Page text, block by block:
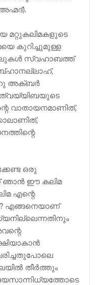
മറ്റുകലിമകളുടെ
കുറിച്ചുമുള്ള
സ്വഹാബത്ത്
അക്ബര്‍
വാതായനമാണിത്,
ഒരു
ഞാന്‍ ഈ കലിമ
എന്റെ
എങ്ങനെയാണ്
തീര്‍ത്തും